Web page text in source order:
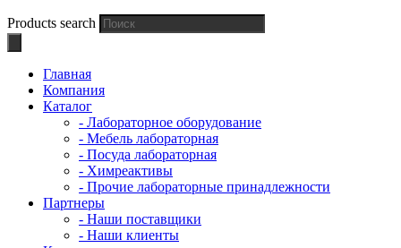
Products search
Главная
Компания
Каталог
- Лабораторное оборудование
- Мебель лабораторная
- Посуда лабораторная
- Химреактивы
- Прочие лабораторные принадлежности
Партнеры
- Наши поставщики
- Наши клиенты